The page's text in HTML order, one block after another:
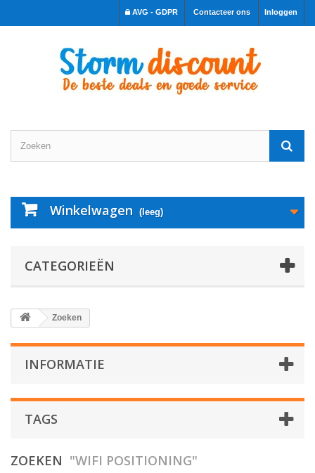
Inloggen
Contacteer ons
AVG - GDPR
Winkelwagen (leeg)
CATEGORIEËN
Zoeken
INFORMATIE
TAGS
ZOEKEN "WIFI POSITIONING"